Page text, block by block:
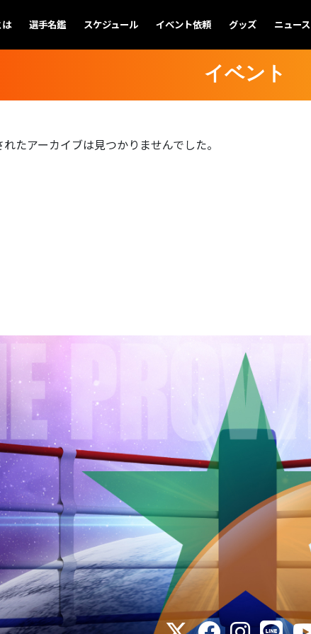
は 選手名鑑 スケジュール イベント依頼 グッズ ニュース
イベント
たアーカイブは見つかりませんでした。